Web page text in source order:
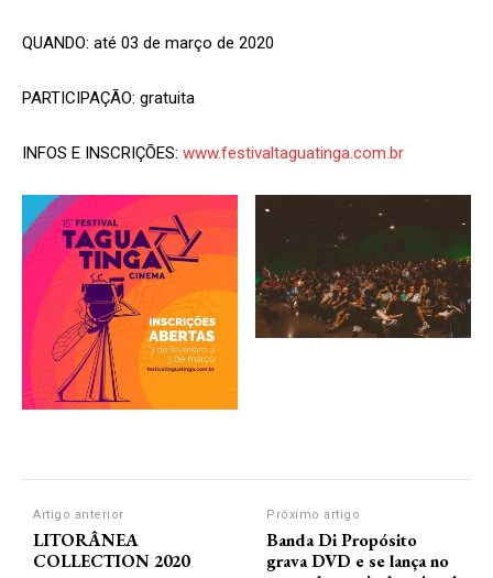
QUANDO: até 03 de março de 2020
PARTICIPAÇÃO: gratuita
INFOS E INSCRIÇÕES: www.festivaltaguatinga.com.br
Artigo anterior
LITORÂNEA
COLLECTION 2020
Próximo artigo
Banda Di Propósito
grava DVD e se lança no